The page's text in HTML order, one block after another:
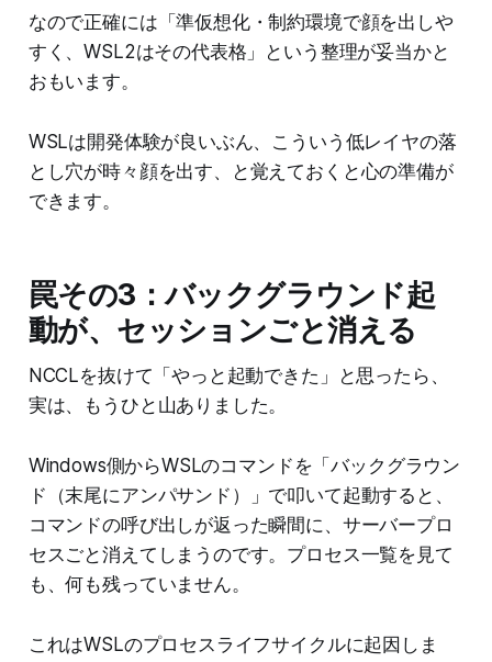
なので正確には「準仮想化・制約環境で顔を出しや
すく、WSL2はその代表格」という整理が妥当かと
おもいます。
WSLは開発体験が良いぶん、こういう低レイヤの落
とし穴が時々顔を出す、と覚えておくと心の準備が
できます。
罠その3：バックグラウンド起
動が、セッションごと消える
NCCLを抜けて「やっと起動できた」と思ったら、
実は、もうひと山ありました。
Windows側からWSLのコマンドを「バックグラウン
ド（末尾にアンパサンド）」で叩いて起動すると、
コマンドの呼び出しが返った瞬間に、サーバープロ
セスごと消えてしまうのです。プロセス一覧を見て
も、何も残っていません。
これはWSLのプロセスライフサイクルに起因しま